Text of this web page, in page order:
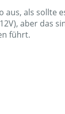
aus, als
aber
führt.